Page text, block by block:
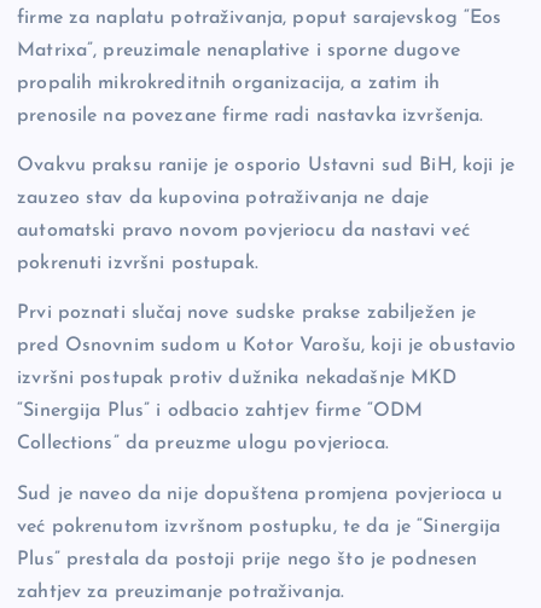
firme za naplatu potraživanja, poput sarajevskog “Eos
Matrixa”, preuzimale nenaplative i sporne dugove
propalih mikrokreditnih organizacija, a zatim ih
prenosile na povezane firme radi nastavka izvršenja.
Ovakvu praksu ranije je osporio Ustavni sud BiH, koji je
zauzeo stav da kupovina potraživanja ne daje
automatski pravo novom povjeriocu da nastavi već
pokrenuti izvršni postupak.
Prvi poznati slučaj nove sudske prakse zabilježen je
pred Osnovnim sudom u Kotor Varošu, koji je obustavio
izvršni postupak protiv dužnika nekadašnje MKD
“Sinergija Plus” i odbacio zahtjev firme “ODM
Collections” da preuzme ulogu povjerioca.
Sud je naveo da nije dopuštena promjena povjerioca u
već pokrenutom izvršnom postupku, te da je “Sinergija
Plus” prestala da postoji prije nego što je podnesen
zahtjev za preuzimanje potraživanja.